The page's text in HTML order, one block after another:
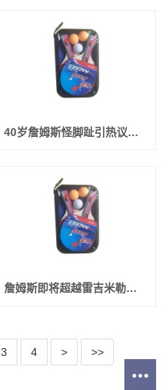
40岁詹姆斯怪脚趾引热议！专家解析6大原因 征战22个赛季不容易
詹姆斯即将超越雷吉米勒！NBA历史三分榜再创新纪录
3 4 > >>